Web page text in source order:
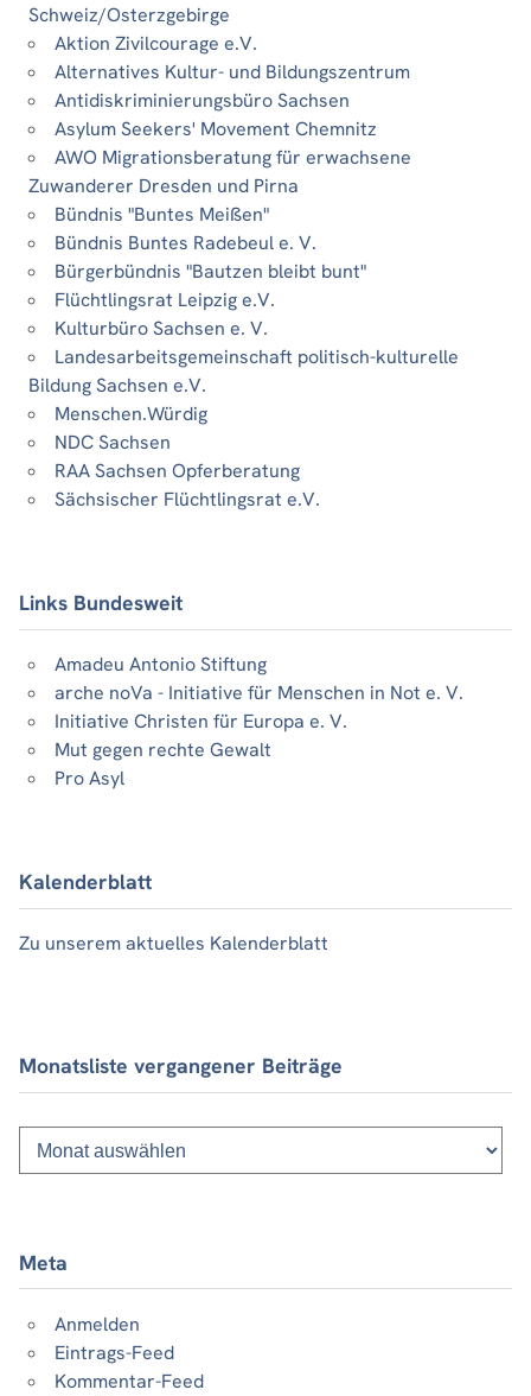
Schweiz/Osterzgebirge
Aktion Zivilcourage e.V.
Alternatives Kultur- und Bildungszentrum
Antidiskriminierungsbüro Sachsen
Asylum Seekers' Movement Chemnitz
AWO Migrationsberatung für erwachsene
Zuwanderer Dresden und Pirna
Bündnis "Buntes Meißen"
Bündnis Buntes Radebeul e. V.
Bürgerbündnis "Bautzen bleibt bunt"
Flüchtlingsrat Leipzig e.V.
Kulturbüro Sachsen e. V.
Landesarbeitsgemeinschaft politisch-kulturelle
Bildung Sachsen e.V.
Menschen.Würdig
NDC Sachsen
RAA Sachsen Opferberatung
Sächsischer Flüchtlingsrat e.V.
Links Bundesweit
Amadeu Antonio Stiftung
arche noVa - Initiative für Menschen in Not e. V.
Initiative Christen für Europa e. V.
Mut gegen rechte Gewalt
Pro Asyl
Kalenderblatt
Zu unserem aktuelles Kalenderblatt
Monatsliste vergangener Beiträge
Monatsliste
vergangener
Beiträge
Meta
Anmelden
Eintrags-Feed
Kommentar-Feed